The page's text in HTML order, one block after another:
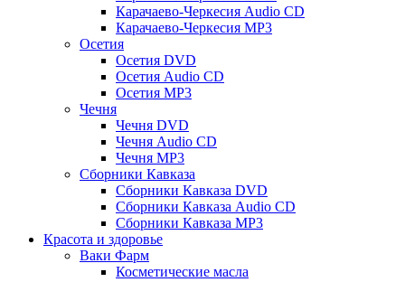
Карачаево-Черкесия Audio CD
Карачаево-Черкесия MP3
Осетия
Осетия DVD
Осетия Audio CD
Осетия MP3
Чечня
Чечня DVD
Чечня Audio CD
Чечня MP3
Сборники Кавказа
Сборники Кавказа DVD
Сборники Кавказа Audio CD
Сборники Кавказа MP3
Красота и здоровье
Ваки Фарм
Косметические масла